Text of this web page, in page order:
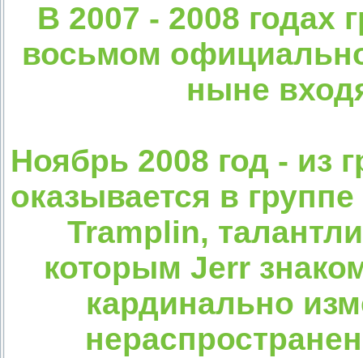
В 2007 - 2008 годах
восьмом
ныне
Ноябрь 2008 год - из
оказывается в
Tramplin,
которым Jerr
кардинально